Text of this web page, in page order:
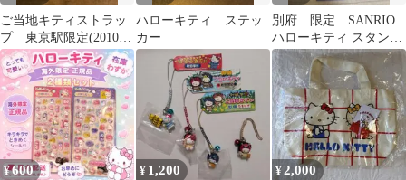
ご当地キティストラッ
プ 東京駅限定(2010
年)
ハローキティ ステッ
カー
別府 限定 SANRIO
ハローキティ スタンド
フィギュア キーホルダ
ー 新品
¥600 ¥ 1,200 ¥2,000